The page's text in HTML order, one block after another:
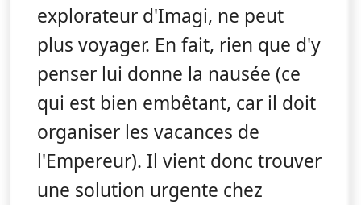
explorateur d'Imagi, ne peut
plus voyager. En fait, rien que d'y
penser lui donne la nausée (ce
qui est bien embêtant, car il doit
organiser les vacances de
l'Empereur). Il vient donc trouver
une solution urgente chez